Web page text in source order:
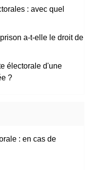
: avec quel
a-t-elle le droit de
électorale d'une
?
: en cas de